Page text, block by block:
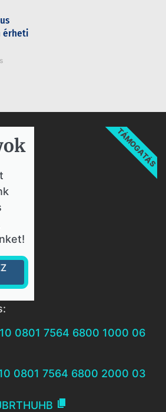
érheti
TÁMOGATÁS
0801 7564 6800 1000 06
0801 7564 6800 2000 03
